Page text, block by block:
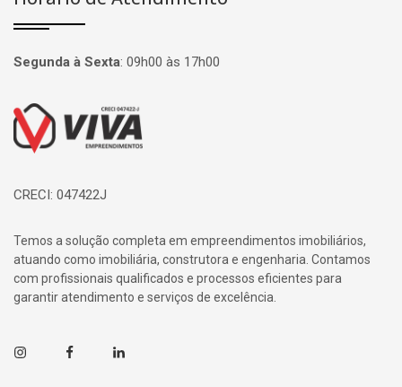
Segunda à Sexta: 09h00 às 17h00
Página inicial
CRECI: 047422J
Temos a solução completa em empreendimentos imobiliários,
atuando como imobiliária, construtora e engenharia. Contamos
com profissionais qualificados e processos eficientes para
garantir atendimento e serviços de excelência.
InstagramFacebookLinkedin